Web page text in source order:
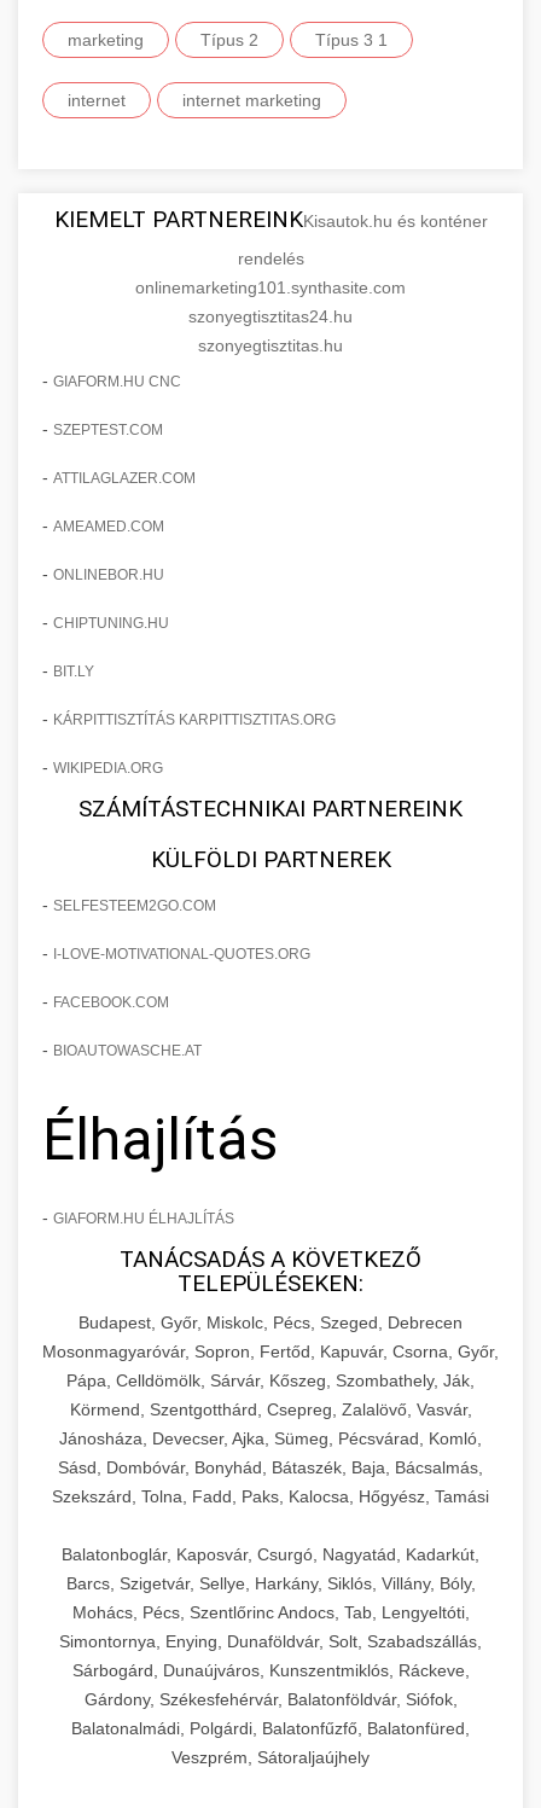
marketing Típus 2 Típus 3 1
internet internet marketing
KIEMELT PARTNEREINKKisautok.hu és konténer
rendelés
onlinemarketing101.synthasite.com
szonyegtisztitas24.hu
szonyegtisztitas.hu
- GIAFORM.HU CNC
- SZEPTEST.COM
- ATTILAGLAZER.COM
- AMEAMED.COM
- ONLINEBOR.HU
- CHIPTUNING.HU
- BIT.LY
- KÁRPITTISZTÍTÁS KARPITTISZTITAS.ORG
- WIKIPEDIA.ORG
SZÁMÍTÁSTECHNIKAI PARTNEREINK
KÜLFÖLDI PARTNEREK
- SELFESTEEM2GO.COM
- I-LOVE-MOTIVATIONAL-QUOTES.ORG
- FACEBOOK.COM
- BIOAUTOWASCHE.AT
Élhajlítás
- GIAFORM.HU ÉLHAJLÍTÁS
TANÁCSADÁS A KÖVETKEZŐ
TELEPÜLÉSEKEN:
Budapest, Győr, Miskolc, Pécs, Szeged, Debrecen
Mosonmagyaróvár, Sopron, Fertőd, Kapuvár, Csorna, Győr,
Pápa, Celldömölk, Sárvár, Kőszeg, Szombathely, Ják,
Körmend, Szentgotthárd, Csepreg, Zalalövő, Vasvár,
Jánosháza, Devecser, Ajka, Sümeg, Pécsvárad, Komló,
Sásd, Dombóvár, Bonyhád, Bátaszék, Baja, Bácsalmás,
Szekszárd, Tolna, Fadd, Paks, Kalocsa, Hőgyész, Tamási
Balatonboglár, Kaposvár, Csurgó, Nagyatád, Kadarkút,
Barcs, Szigetvár, Sellye, Harkány, Siklós, Villány, Bóly,
Mohács, Pécs, Szentlőrinc Andocs, Tab, Lengyeltóti,
Simontornya, Enying, Dunaföldvár, Solt, Szabadszállás,
Sárbogárd, Dunaújváros, Kunszentmiklós, Ráckeve,
Gárdony, Székesfehérvár, Balatonföldvár, Siófok,
Balatonalmádi, Polgárdi, Balatonfűzfő, Balatonfüred,
Veszprém, Sátoraljaújhely